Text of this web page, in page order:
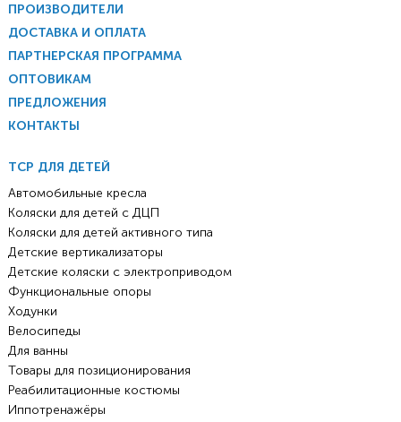
ПРОИЗВОДИТЕЛИ
ДОСТАВКА И ОПЛАТА
ПАРТНЕРСКАЯ ПРОГРАММА
ОПТОВИКАМ
ПРЕДЛОЖЕНИЯ
КОНТАКТЫ
ТСР ДЛЯ ДЕТЕЙ
Автомобильные кресла
Коляски для детей с ДЦП
Коляски для детей активного типа
Детские вертикализаторы
Детские коляски с электроприводом
Функциональные опоры
Ходунки
Велосипеды
Для ванны
Товары для позиционирования
Реабилитационные костюмы
Иппотренажёры